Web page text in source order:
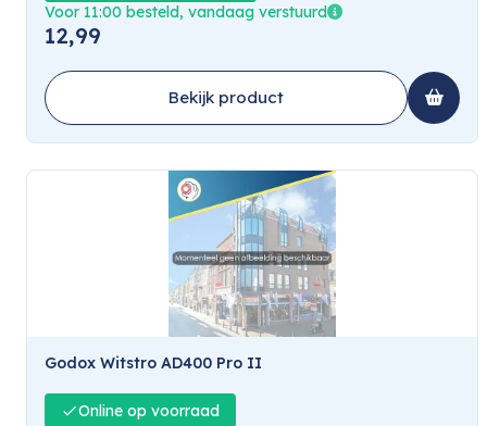
Voor 11:00 besteld, vandaag verstuurd
12,99
Bekijk product
Godox Witstro AD400 Pro II
Online op voorraad